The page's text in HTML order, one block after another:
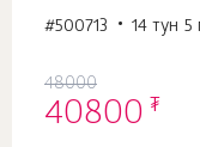
#500713 14 тун 5
48000
40800 ₮